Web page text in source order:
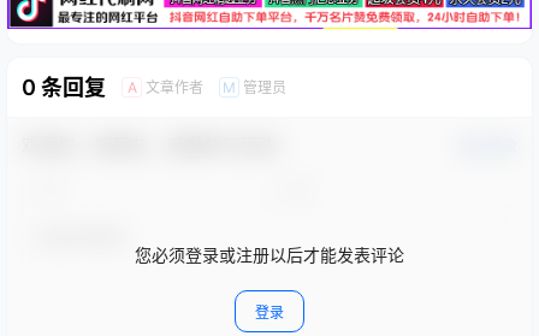
0 条回复 A 文章作者 M 管理员
您必须登录或注册以后才能发表评论
登录